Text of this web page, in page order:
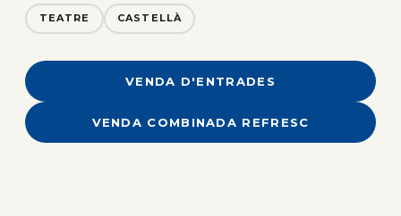
TEATRE CASTELLÀ
VENDA D'ENTRADES
VENDA COMBINADA REFRESC